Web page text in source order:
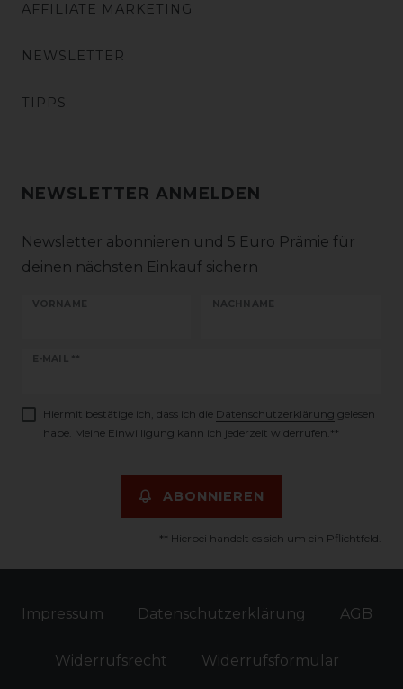
AFFILIATE MARKETING
NEWSLETTER
TIPPS
NEWSLETTER ANMELDEN
Newsletter abonnieren und 5 Euro Prämie für
deinen nächsten Einkauf sichern
VORNAME NACHNAME
E-MAIL **
Newsletter
Hiermit bestätige ich, dass ich die Daten­schutz­erklärung gelesen
habe. Meine Einwilligung kann ich jederzeit widerrufen.**
ABONNIEREN
** Hierbei handelt es sich um ein Pflichtfeld.
Impressum Daten­schutz­erklärung AGB
Widerrufs­recht Widerrufs­formular